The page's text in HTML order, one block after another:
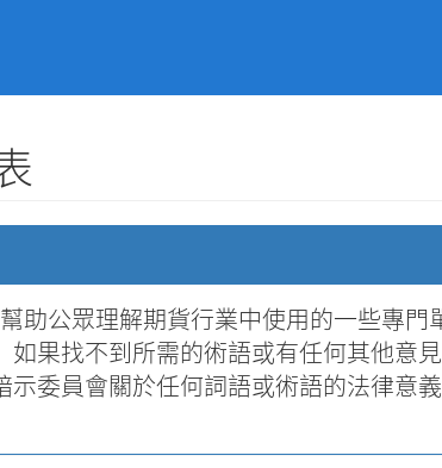
助公眾理解期貨行業中使用的一些專
果找不到所需的術語或有任何其他意見
示委員會關於任何詞語或術語的法律意